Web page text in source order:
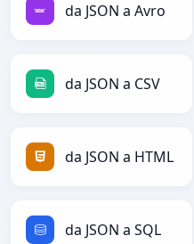
da JSON a Avro
da JSON a CSV
da JSON a HTML
da JSON a SQL